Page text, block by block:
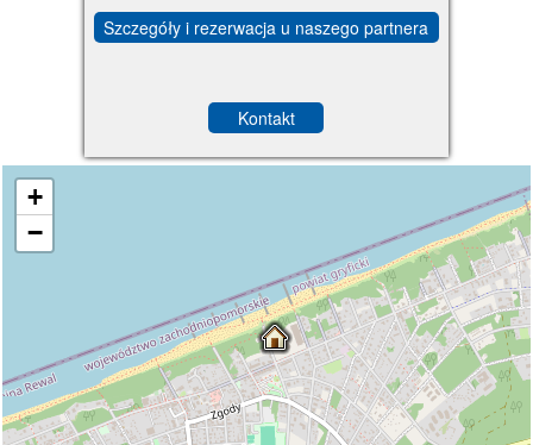
Szczegóły i rezerwacja u naszego partnera
Kontakt
+
−